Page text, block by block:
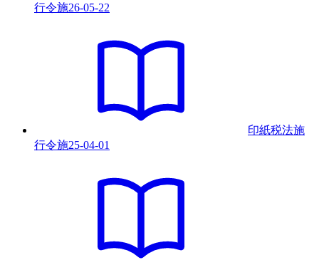
行令施26-05-22
印紙税法施
行令施25-04-01